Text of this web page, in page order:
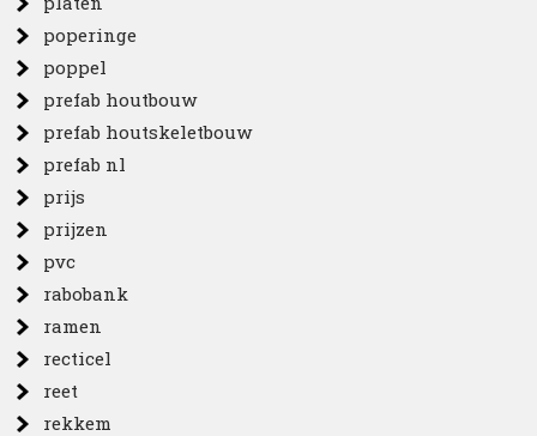
poperinge
poppel
prefab houtbouw
prefab houtskeletbouw
prefab nl
prijs
prijzen
pvc
rabobank
ramen
recticel
reet
rekkem